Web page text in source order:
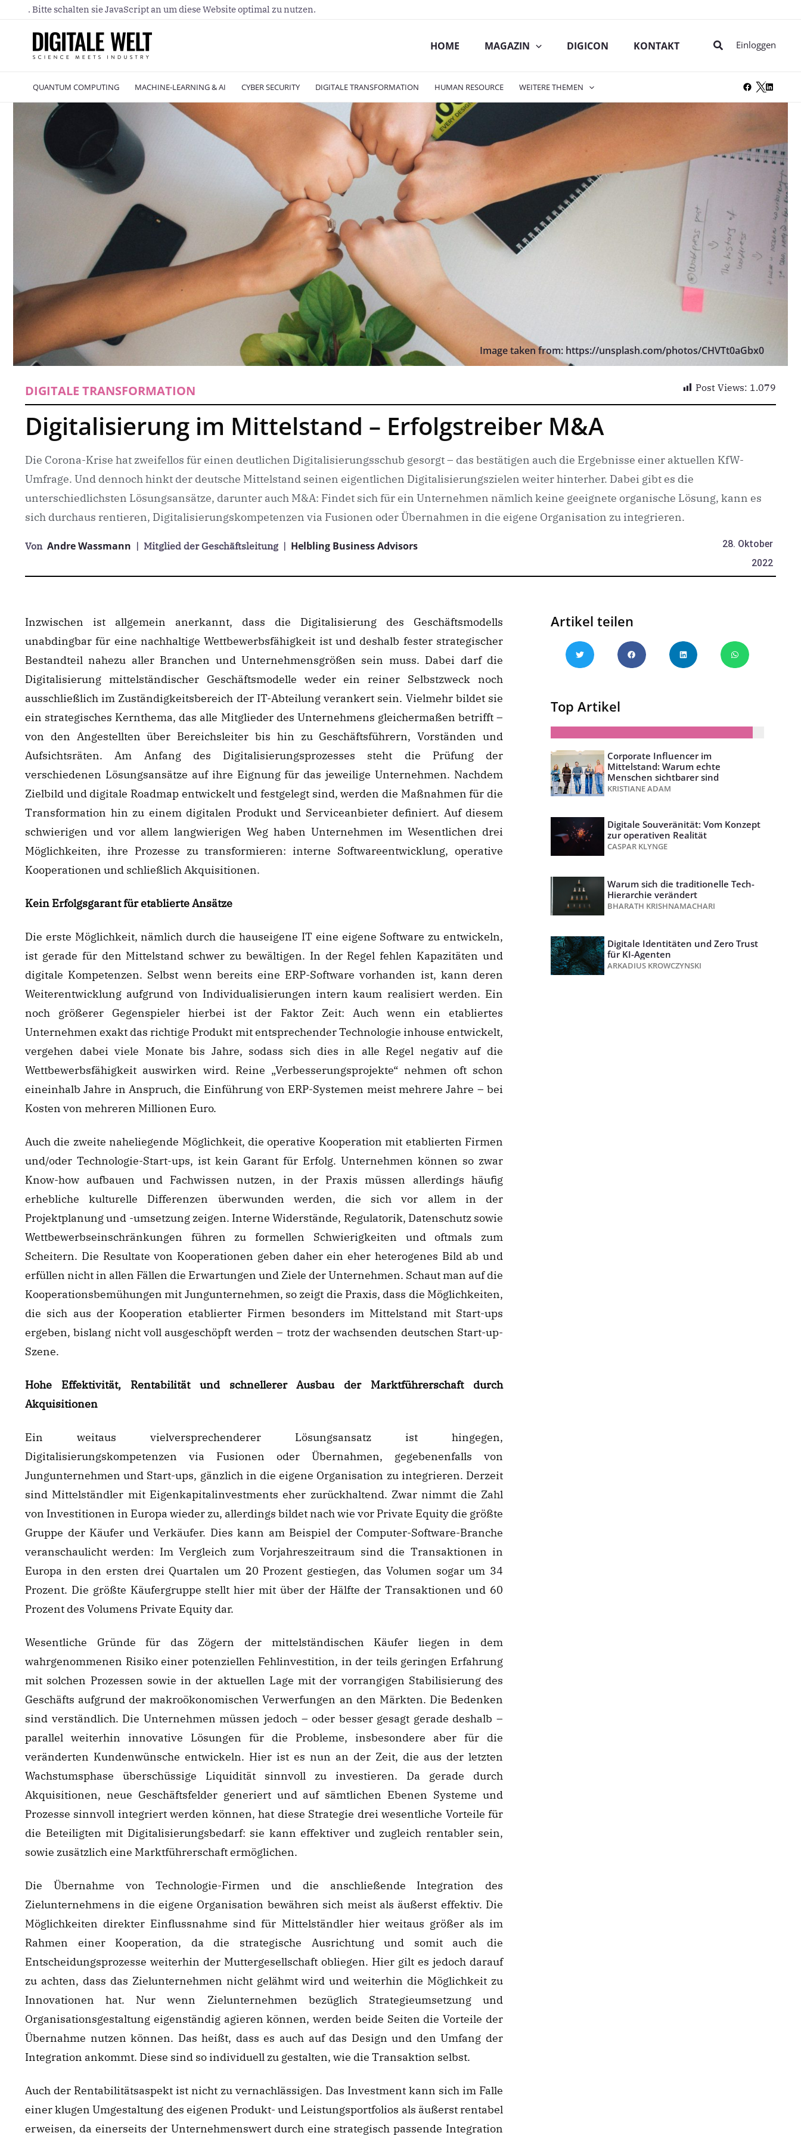
. Bitte schalten sie JavaScript an um diese Website optimal zu nutzen.
HOME MAGAZIN DIGICON KONTAKT SucheEinloggen
QUANTUM COMPUTING MACHINE-LEARNING & AI CYBER SECURITY DIGITALE TRANSFORMATION HUMAN RESOURCE WEITERE THEMEN
Image taken from: https://unsplash.com/photos/CHVTt0aGbx0
DIGITALE TRANSFORMATION Post Views: 1.079
Digitalisierung im Mittelstand – Erfolgstreiber M&A
Die Corona-Krise hat zweifellos für einen deutlichen Digitalisierungsschub gesorgt – das bestätigen auch die Ergebnisse einer aktuellen KfW-
Umfrage. Und dennoch hinkt der deutsche Mittelstand seinen eigentlichen Digitalisierungszielen weiter hinterher. Dabei gibt es die
unterschiedlichsten Lösungsansätze, darunter auch M&A: Findet sich für ein Unternehmen nämlich keine geeignete organische Lösung, kann es
sich durchaus rentieren, Digitalisierungskompetenzen via Fusionen oder Übernahmen in die eigene Organisation zu integrieren.
Von Andre Wassmann | Mitglied der Geschäftsleitung | Helbling Business Advisors
28. Oktober
2022
Inzwischen ist allgemein anerkannt, dass die Digitalisierung des Geschäftsmodells
unabdingbar für eine nachhaltige Wettbewerbsfähigkeit ist und deshalb fester strategischer
Bestandteil nahezu aller Branchen und Unternehmensgrößen sein muss. Dabei darf die
Digitalisierung mittelständischer Geschäftsmodelle weder ein reiner Selbstzweck noch
ausschließlich im Zuständigkeitsbereich der IT-Abteilung verankert sein. Vielmehr bildet sie
ein strategisches Kernthema, das alle Mitglieder des Unternehmens gleichermaßen betrifft –
von den Angestellten über Bereichsleiter bis hin zu Geschäftsführern, Vorständen und
Aufsichtsräten. Am Anfang des Digitalisierungsprozesses steht die Prüfung der
verschiedenen Lösungsansätze auf ihre Eignung für das jeweilige Unternehmen. Nachdem
Zielbild und digitale Roadmap entwickelt und festgelegt sind, werden die Maßnahmen für die
Transformation hin zu einem digitalen Produkt und Serviceanbieter definiert. Auf diesem
schwierigen und vor allem langwierigen Weg haben Unternehmen im Wesentlichen drei
Möglichkeiten, ihre Prozesse zu transformieren: interne Softwareentwicklung, operative
Kooperationen und schließlich Akquisitionen.
Kein Erfolgsgarant für etablierte Ansätze
Die erste Möglichkeit, nämlich durch die hauseigene IT eine eigene Software zu entwickeln,
ist gerade für den Mittelstand schwer zu bewältigen. In der Regel fehlen Kapazitäten und
digitale Kompetenzen. Selbst wenn bereits eine ERP-Software vorhanden ist, kann deren
Weiterentwicklung aufgrund von Individualisierungen intern kaum realisiert werden. Ein
noch größerer Gegenspieler hierbei ist der Faktor Zeit: Auch wenn ein etabliertes
Unternehmen exakt das richtige Produkt mit entsprechender Technologie inhouse entwickelt,
vergehen dabei viele Monate bis Jahre, sodass sich dies in alle Regel negativ auf die
Wettbewerbsfähigkeit auswirken wird. Reine „Verbesserungsprojekte“ nehmen oft schon
eineinhalb Jahre in Anspruch, die Einführung von ERP-Systemen meist mehrere Jahre – bei
Kosten von mehreren Millionen Euro.
Auch die zweite naheliegende Möglichkeit, die operative Kooperation mit etablierten Firmen
und/oder Technologie-Start-ups, ist kein Garant für Erfolg. Unternehmen können so zwar
Know-how aufbauen und Fachwissen nutzen, in der Praxis müssen allerdings häufig
erhebliche kulturelle Differenzen überwunden werden, die sich vor allem in der
Projektplanung und -umsetzung zeigen. Interne Widerstände, Regulatorik, Datenschutz sowie
Wettbewerbseinschränkungen führen zu formellen Schwierigkeiten und oftmals zum
Scheitern. Die Resultate von Kooperationen geben daher ein eher heterogenes Bild ab und
erfüllen nicht in allen Fällen die Erwartungen und Ziele der Unternehmen. Schaut man auf die
Kooperationsbemühungen mit Jungunternehmen, so zeigt die Praxis, dass die Möglichkeiten,
die sich aus der Kooperation etablierter Firmen besonders im Mittelstand mit Start-ups
ergeben, bislang nicht voll ausgeschöpft werden – trotz der wachsenden deutschen Start-up-
Szene.
Hohe Effektivität, Rentabilität und schnellerer Ausbau der Marktführerschaft durch
Akquisitionen
Ein weitaus vielversprechenderer Lösungsansatz ist hingegen,
Digitalisierungskompetenzen via Fusionen oder Übernahmen, gegebenenfalls von
Jungunternehmen und Start-ups, gänzlich in die eigene Organisation zu integrieren. Derzeit
sind Mittelständler mit Eigenkapitalinvestments eher zurückhaltend. Zwar nimmt die Zahl
von Investitionen in Europa wieder zu, allerdings bildet nach wie vor Private Equity die größte
Gruppe der Käufer und Verkäufer. Dies kann am Beispiel der Computer-Software-Branche
veranschaulicht werden: Im Vergleich zum Vorjahreszeitraum sind die Transaktionen in
Europa in den ersten drei Quartalen um 20 Prozent gestiegen, das Volumen sogar um 34
Prozent. Die größte Käufergruppe stellt hier mit über der Hälfte der Transaktionen und 60
Prozent des Volumens Private Equity dar.
Wesentliche Gründe für das Zögern der mittelständischen Käufer liegen in dem
wahrgenommenen Risiko einer potenziellen Fehlinvestition, in der teils geringen Erfahrung
mit solchen Prozessen sowie in der aktuellen Lage mit der vorrangigen Stabilisierung des
Geschäfts aufgrund der makroökonomischen Verwerfungen an den Märkten. Die Bedenken
sind verständlich. Die Unternehmen müssen jedoch – oder besser gesagt gerade deshalb –
parallel weiterhin innovative Lösungen für die Probleme, insbesondere aber für die
veränderten Kundenwünsche entwickeln. Hier ist es nun an der Zeit, die aus der letzten
Wachstumsphase überschüssige Liquidität sinnvoll zu investieren. Da gerade durch
Akquisitionen, neue Geschäftsfelder generiert und auf sämtlichen Ebenen Systeme und
Prozesse sinnvoll integriert werden können, hat diese Strategie drei wesentliche Vorteile für
die Beteiligten mit Digitalisierungsbedarf: sie kann effektiver und zugleich rentabler sein,
sowie zusätzlich eine Marktführerschaft ermöglichen.
Die Übernahme von Technologie-Firmen und die anschließende Integration des
Zielunternehmens in die eigene Organisation bewähren sich meist als äußerst effektiv. Die
Möglichkeiten direkter Einflussnahme sind für Mittelständler hier weitaus größer als im
Rahmen einer Kooperation, da die strategische Ausrichtung und somit auch die
Entscheidungsprozesse weiterhin der Muttergesellschaft obliegen. Hier gilt es jedoch darauf
zu achten, dass das Zielunternehmen nicht gelähmt wird und weiterhin die Möglichkeit zu
Innovationen hat. Nur wenn Zielunternehmen bezüglich Strategieumsetzung und
Organisationsgestaltung eigenständig agieren können, werden beide Seiten die Vorteile der
Übernahme nutzen können. Das heißt, dass es auch auf das Design und den Umfang der
Integration ankommt. Diese sind so individuell zu gestalten, wie die Transaktion selbst.
Auch der Rentabilitätsaspekt ist nicht zu vernachlässigen. Das Investment kann sich im Falle
einer klugen Umgestaltung des eigenen Produkt- und Leistungsportfolios als äußerst rentabel
erweisen, da einerseits der Unternehmenswert durch eine strategisch passende Integration
Artikel teilen
Top Artikel
Corporate Influencer im
Mittelstand: Warum echte
Menschen sichtbarer sind
KRISTIANE ADAM
Digitale Souveränität: Vom Konzept
zur operativen Realität
CASPAR KLYNGE
Warum sich die traditionelle Tech-
Hierarchie verändert
BHARATH KRISHNAMACHARI
Digitale Identitäten und Zero Trust
für KI-Agenten
ARKADIUS KROWCZYNSKI